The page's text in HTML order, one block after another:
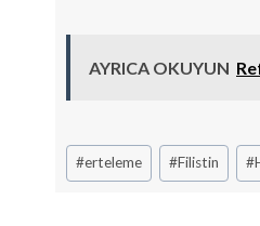
AYRICA OKUYUN
Post
Tags:
#erteleme #Filistin #